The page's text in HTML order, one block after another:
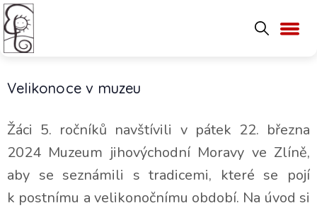
Velikonoce v muzeu
Žáci 5. ročníků navštívili v pátek 22. března
2024 Muzeum jihovýchodní Moravy ve Zlíně,
aby se seznámili s tradicemi, které se pojí
k postnímu a velikonočnímu období. Na úvod si